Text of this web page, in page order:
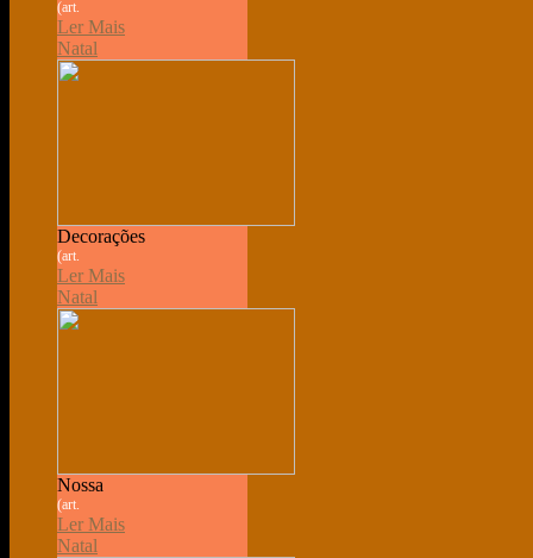
(art.
Ler Mais
Natal
Decorações
(art.
Ler Mais
Natal
Nossa
(art.
Ler Mais
Natal